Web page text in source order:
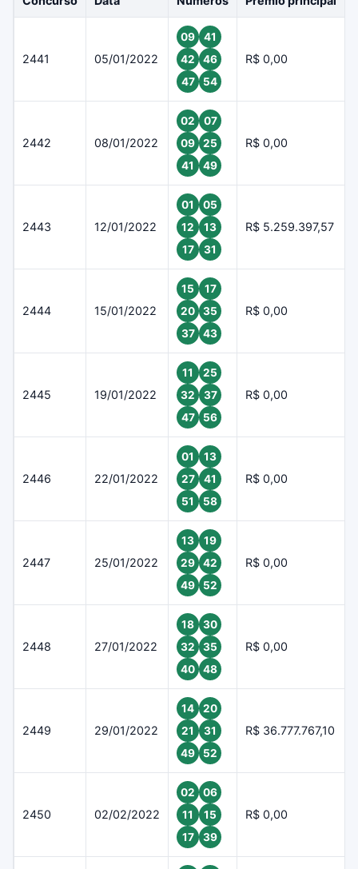
2441 05/01/2022
09
41
42
46
47
54
R$ 0,00
2442 08/01/2022
02
07
09
25
41
49
R$ 0,00
2443 12/01/2022
01
05
12
13
17
31
R$ 5.259.397,57
2444 15/01/2022
15
17
20
35
37
43
R$ 0,00
2445 19/01/2022
11
25
32
37
47
56
R$ 0,00
2446 22/01/2022
01
13
27
41
51
58
R$ 0,00
2447 25/01/2022
13
19
29
42
49
52
R$ 0,00
2448 27/01/2022
18
30
32
35
40
48
R$ 0,00
2449 29/01/2022
14
20
21
31
49
52
R$ 36.777.767,10
2450 02/02/2022
02
06
11
15
17
39
R$ 0,00